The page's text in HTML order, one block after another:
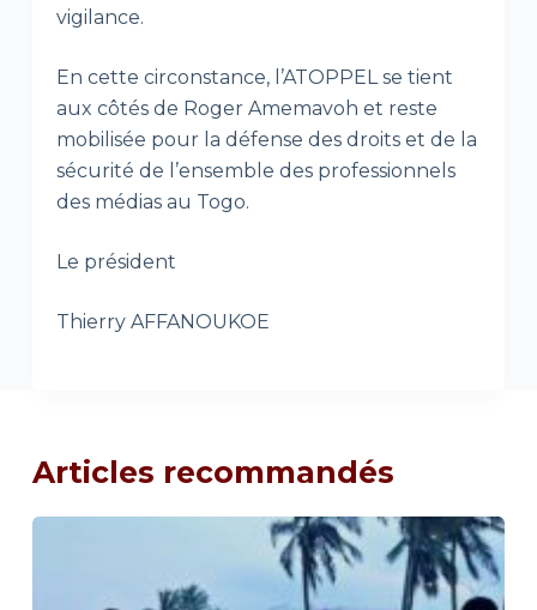
vigilance.
En cette circonstance, l’ATOPPEL se tient
aux côtés de Roger Amemavoh et reste
mobilisée pour la défense des droits et de la
sécurité de l’ensemble des professionnels
des médias au Togo.
Le président
Thierry AFFANOUKOE
Articles recommandés